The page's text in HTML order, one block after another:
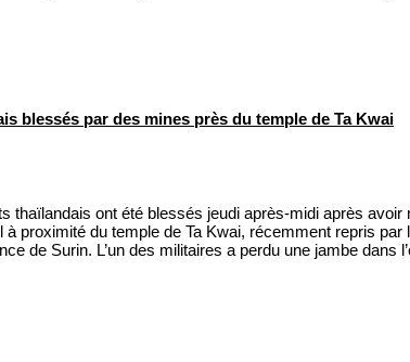
blessés par des mines près du temple de Ta Kwai
thaïlandais ont été blessés jeudi après-midi après avoir
à proximité du temple de Ta Kwai, récemment repris
de Surin. L’un des militaires a perdu une jambe dans